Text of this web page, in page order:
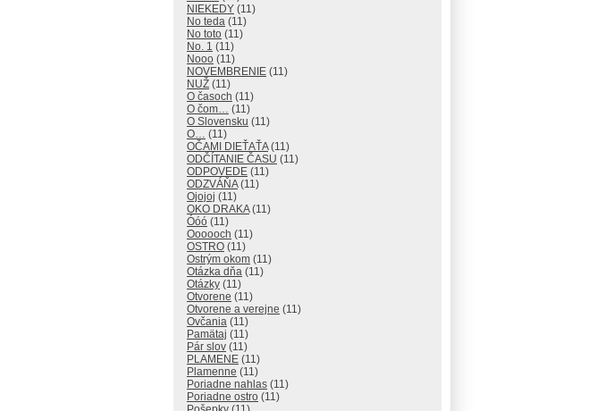
NIEKEDY (11)
No teda (11)
No toto (11)
No. 1 (11)
Nooo (11)
NOVEMBRENIE (11)
NUŽ (11)
O časoch (11)
O čom… (11)
O Slovensku (11)
O… (11)
OČAMI DIEŤAŤA(11)
ODČÍTANIE ČASU (11)
ODPOVEDE (11)
ODZVÁŇA(11)
Ojojoj (11)
OKO DRAKA(11)
Óóó (11)
Oooooch (11)
OSTRO (11)
Ostrým okom (11)
Otázka dňa (11)
Otázky (11)
Otvorene (11)
Otvorene a verejne (11)
Ovčania (11)
Pamätaj (11)
Pár slov (11)
PLAMENE (11)
Plamenne (11)
Poriadne nahlas (11)
Poriadne ostro (11)